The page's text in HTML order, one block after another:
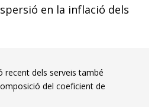
en la inflació dels
recent dels serveis també
del coeficient de